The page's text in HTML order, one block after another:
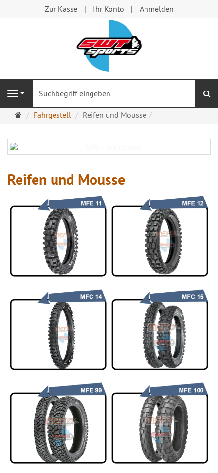
Zur Kasse Ihr Konto Anmelden
Navigation
Startseite
Fahrgestell Reifen und Mousse
Reifen und Mousse